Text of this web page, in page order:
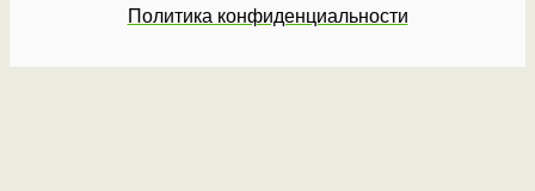
Политика конфиденциальности